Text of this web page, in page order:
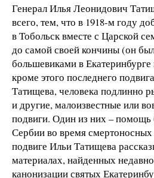
Генерал Илья Леонидович
всего, тем, что в 1918-м году
в Тобольск вместе с Царской
до самой своей кончины (он
большевиками в
кроме этого последнего
Татищева, человека подлинно
и другие, малоизвестные или
подвиги. Один из них – помощь
Сербии во время
подвиге Ильи Татищева
материалах, найденных
канонизации святых